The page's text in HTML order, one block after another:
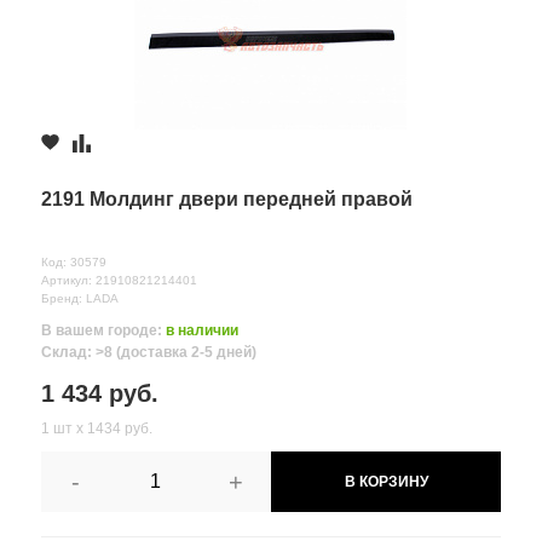
2191 Молдинг двери передней правой
Код: 30579
Артикул: 21910821214401
Бренд: LADA
В вашем городе: в наличии
Склад: >8 (доставка 2-5 дней)
1 434 руб.
1 шт х 1434 руб.
- + В КОРЗИНУ